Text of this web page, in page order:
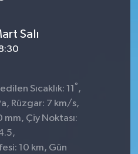
Salı
Sıcaklık: 11 °,
Rüzgar: 7 km/s,
mm, Çiy Noktası:
10 km, Gün